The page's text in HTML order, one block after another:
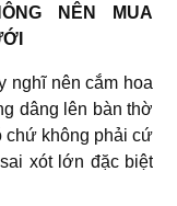
NÊN MUA
nghĩ nên cắm hoa
dâng lên bàn thờ
chứ không phải cứ
xót lớn đặc biệt